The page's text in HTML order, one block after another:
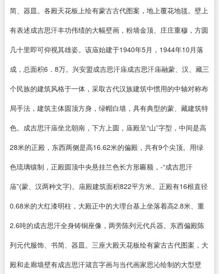
简、器皿。各殿天花板上绘有蒙古古代图案，地上覆花地毯。壁上
有表述成吉思汗丰功伟绩的大幅壁画，粉墙金顶、庄庄重穆，方圆
几十里即可仰视其雄姿。该庙始建于1940年5月，1944年10月落
成，总面积6．8万。兴安盟成吉思汗庙成吉思汗庙融蒙、汉、藏三
个民族的建筑风格于一体，采取古代汉族建筑中惯用的中轴对称布
局手法，建筑主体圆顶方身，绿帽白墙，具有典型的蒙、藏建筑特
色。成吉思汗庙坐北朝南，下方上圆，庙殿呈“山”字型，中间是高
28米的正殿，东西两侧是高16.62米的偏殿，共有9个尖顶。用绿
色琉璃镶制，正殿圆顶中央悬挂兰色长方形匾额，-“成吉思汗
庙”(蒙、汉两种文字)。庙殿建筑面积822平方米。正殿有16根直径
0.68米的大红漆明柱，大殿正中的大理台基上坐落着高2.8米、重
2.6吨的成吉思汗全身铸铜座像，两旁陈列元代兵器。东西偏殿陈
列元代服饰、书简、器皿。三座大殿天花板绘有蒙古古代图案，大
殿和走廊墙壁有成吉思汗箴言字画与当代画家思沁绘制的大型壁